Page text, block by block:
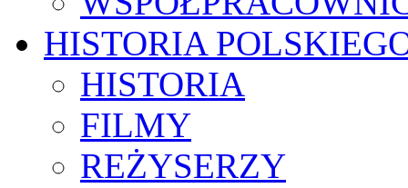
HISTORIA
HISTORIA
FILMY
REŻYSERZY